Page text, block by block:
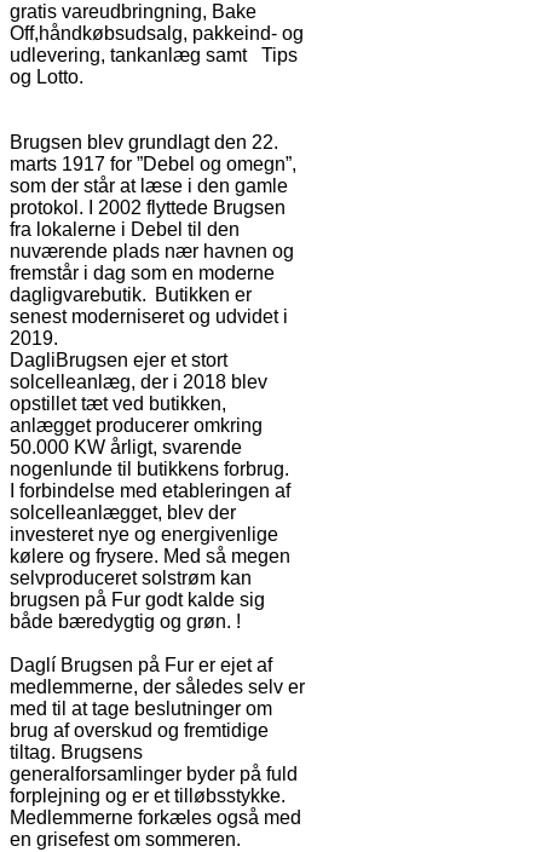
gratis vareudbringning, Bake
Off,håndkøbsudsalg, pakkeind- og
udlevering, tankanlæg samt Tips
og Lotto.
Brugsen blev grundlagt den 22.
marts 1917 for ”Debel og omegn”,
som der står at læse i den gamle
protokol. I 2002 flyttede Brugsen
fra lokalerne i Debel til den
nuværende plads nær havnen og
fremstår i dag som en moderne
dagligvarebutik. Butikken er
senest moderniseret og udvidet i
2019.
DagliBrugsen ejer et stort
solcelleanlæg, der i 2018 blev
opstillet tæt ved butikken,
anlægget producerer omkring
50.000 KW årligt, svarende
nogenlunde til butikkens forbrug.
I forbindelse med etableringen af
solcelleanlægget, blev der
investeret nye og energivenlige
kølere og frysere. Med så megen
selvproduceret solstrøm kan
brugsen på Fur godt kalde sig
både bæredygtig og grøn. !
Daglí Brugsen på Fur er ejet af
medlemmerne, der således selv er
med til at tage beslutninger om
brug af overskud og fremtidige
tiltag. Brugsens
generalforsamlinger byder på fuld
forplejning og er et tilløbsstykke.
Medlemmerne forkæles også med
en grisefest om sommeren.